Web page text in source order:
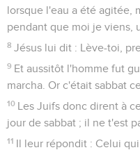
lorsque l'eau a été agitée,
pendant que moi je viens,
8 Jésus lui dit : Lève-toi,
9 Et aussitôt l'homme fut
marcha. Or c'était sabbat
10 Les Juifs donc dirent à
jour de sabbat ; il ne t'est
11 Il leur répondit : Celui